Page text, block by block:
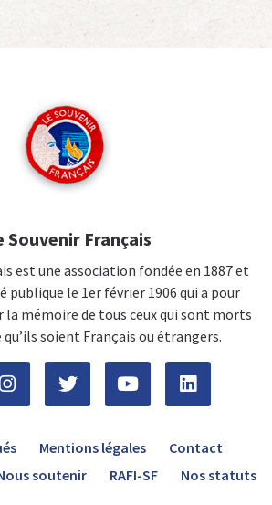
Souvenir Français
est une association fondée en 1887 et
publique le 1er février 1906 qui a pour
mémoire de tous ceux qui sont morts
qu’ils soient Français ou étrangers.
Mentions légales
Contact
soutenir RAFI-SF Nos statuts